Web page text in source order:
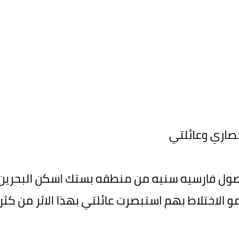
وعائلتي
فارسيه سنيه من منطقه بستك اسكن
الاختلاط بهم استبصرت عائلتي بهذا الاثر من